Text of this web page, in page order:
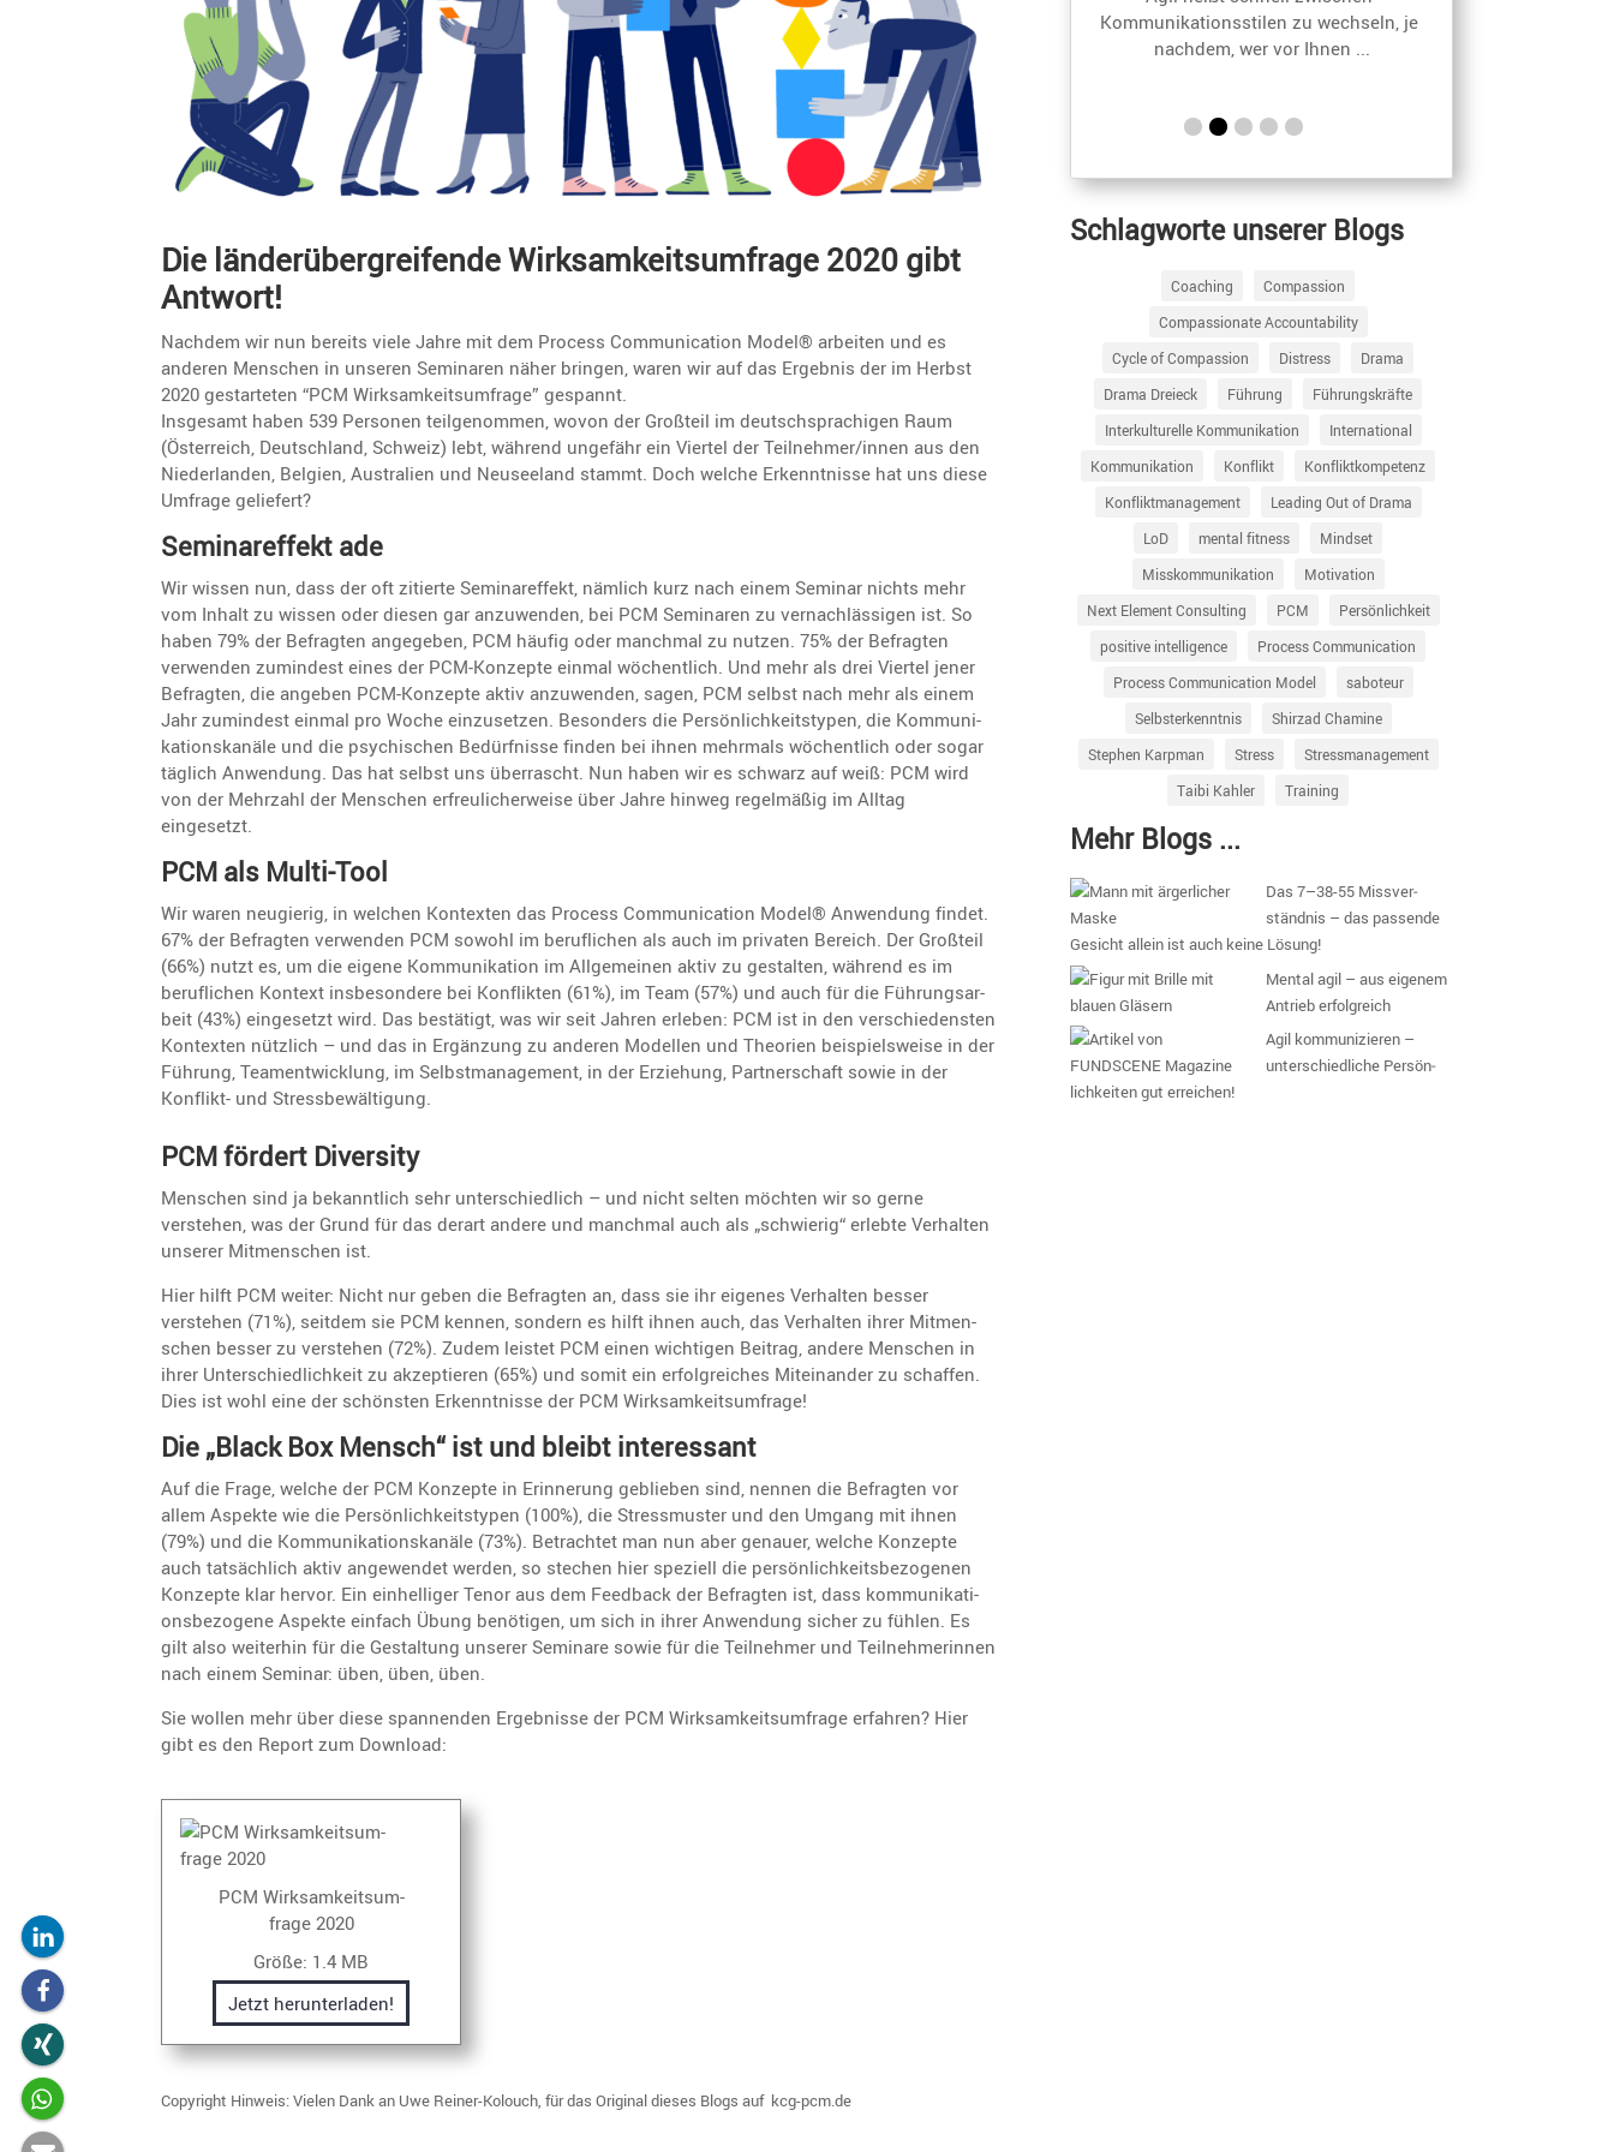
Die länder­über­grei­fende Wirksam­keits­um­frage 2020 gibt
Antwort!
Nachdem wir nun bereits viele Jahre mit dem Process Commu­ni­ca­tion Model® arbeiten und es
anderen Menschen in unseren Seminaren näher bringen, waren wir auf das Ergebnis der im Herbst
2020 gestar­teten “PCM Wirksam­keits­um­frage” gespannt.
Insge­samt haben 539 Personen teilge­nommen, wovon der Großteil im deutsch­spra­chigen Raum
(Öster­reich, Deutsch­land, Schweiz) lebt, während ungefähr ein Viertel der Teilnehmer/innen aus den
Nieder­landen, Belgien, Austra­lien und Neusee­land stammt. Doch welche Erkennt­nisse hat uns diese
Umfrage geliefert?
Seminar­ef­fekt ade
Wir wissen nun, dass der oft zitierte Seminar­ef­fekt, nämlich kurz nach einem Seminar nichts mehr
vom Inhalt zu wissen oder diesen gar anzuwenden, bei PCM Seminaren zu vernach­läs­sigen ist. So
haben 79% der Befragten angegeben, PCM häufig oder manchmal zu nutzen. 75% der Befragten
verwenden zumin­dest eines der PCM-Konzepte einmal wöchent­lich. Und mehr als drei Viertel jener
Befragten, die angeben PCM-Konzepte aktiv anzuwenden, sagen, PCM selbst nach mehr als einem
Jahr zumin­dest einmal pro Woche einzu­setzen. Beson­ders die Persön­lich­keits­typen, die Kommu­ni­
ka­ti­ons­ka­näle und die psychi­schen Bedürf­nisse finden bei ihnen mehrmals wöchent­lich oder sogar
täglich Anwen­dung. Das hat selbst uns überrascht. Nun haben wir es schwarz auf weiß: PCM wird
von der Mehrzahl der Menschen erfreu­li­cher­weise über Jahre hinweg regel­mäßig im Alltag
eingesetzt.
PCM als Multi-Tool
Wir waren neugierig, in welchen Kontexten das Process Commu­ni­ca­tion Model® Anwen­dung findet.
67% der Befragten verwenden PCM sowohl im beruf­li­chen als auch im privaten Bereich. Der Großteil
(66%) nutzt es, um die eigene Kommu­ni­ka­tion im Allge­meinen aktiv zu gestalten, während es im
beruf­li­chen Kontext insbe­son­dere bei Konflikten (61%), im Team (57%) und auch für die Führungs­ar­
beit (43%) einge­setzt wird. Das bestä­tigt, was wir seit Jahren erleben: PCM ist in den verschie­densten
Kontexten nützlich – und das in Ergän­zung zu anderen Modellen und Theorien beispiels­weise in der
Führung, Teament­wick­lung, im Selbst­ma­nage­ment, in der Erzie­hung, Partner­schaft sowie in der
Konflikt- und Stressbewältigung.
PCM fördert Diversity
Menschen sind ja bekannt­lich sehr unter­schied­lich – und nicht selten möchten wir so gerne
verstehen, was der Grund für das derart andere und manchmal auch als „schwierig“ erlebte Verhalten
unserer Mitmen­schen ist.
Hier hilft PCM weiter: Nicht nur geben die Befragten an, dass sie ihr eigenes Verhalten besser
verstehen (71%), seitdem sie PCM kennen, sondern es hilft ihnen auch, das Verhalten ihrer Mitmen­
schen besser zu verstehen (72%). Zudem leistet PCM einen wichtigen Beitrag, andere Menschen in
ihrer Unter­schied­lich­keit zu akzep­tieren (65%) und somit ein erfolg­rei­ches Mitein­ander zu schaffen.
Dies ist wohl eine der schönsten Erkennt­nisse der PCM Wirksamkeitsumfrage!
Die „Black Box Mensch“ ist und bleibt interessant
Auf die Frage, welche der PCM Konzepte in Erinne­rung geblieben sind, nennen die Befragten vor
allem Aspekte wie die Persön­lich­keits­typen (100%), die Stress­muster und den Umgang mit ihnen
(79%) und die Kommu­ni­ka­ti­ons­ka­näle (73%). Betrachtet man nun aber genauer, welche Konzepte
auch tatsäch­lich aktiv angewendet werden, so stechen hier speziell die persön­lich­keits­be­zo­genen
Konzepte klar hervor. Ein einhel­liger Tenor aus dem Feedback der Befragten ist, dass kommu­ni­ka­ti­
ons­be­zo­gene Aspekte einfach Übung benötigen, um sich in ihrer Anwen­dung sicher zu fühlen. Es
gilt also weiterhin für die Gestal­tung unserer Seminare sowie für die Teilnehmer und Teilneh­me­rinnen
nach einem Seminar: üben, üben, üben.
Sie wollen mehr über diese spannenden Ergeb­nisse der PCM Wirksam­keits­um­frage erfahren? Hier
gibt es den Report zum Download:
PCM Wirksam­keits­um­
frage 2020
Größe: 1.4 MB
Jetzt herun­ter­laden!
Copyright Hinweis: Vielen Dank an Uwe Reiner-Kolouch, für das Original dieses Blogs auf kcg-pcm.de
nachdem, wer vor Ihnen ...
nachdem, wer vor Ihnen ...
nachdem, wer vor Ihnen ...
Kommunikationsstilen zu wechseln, je
nachdem, wer vor Ihnen ...
Schlagworte unserer Blogs
Coaching
Compassion
Compassionate Accountability
Cycle of Compassion
Distress
Drama
Drama Dreieck
Führung
Führungskräfte
Interkulturelle Kommunikation
International
Kommunikation
Konflikt
Konfliktkompetenz
Konfliktmanagement
Leading Out of Drama
LoD
mental fitness
Mindset
Misskommunikation
Motivation
Next Element Consulting
PCM
Persönlichkeit
positive intelligence
Process Communication
Process Communication Model
saboteur
Selbsterkenntnis
Shirzad Chamine
Stephen Karpman
Stress
Stressmanagement
Taibi Kahler
Training
Mehr Blogs ...
Das 7–38-55 Missver­
ständnis – das passende
Gesicht allein ist auch keine Lösung!
Mental agil – aus eigenem
Antrieb erfolgreich
Agil kommu­ni­zieren –
unter­schied­liche Persön­
lich­keiten gut erreichen!